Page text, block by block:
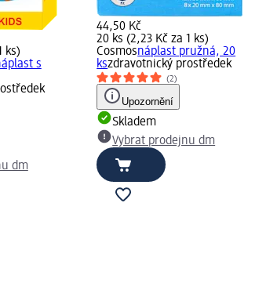
ks)
s
dm
44,50 Kč
20 ks (2,23 Kč za 1 ks)
Cosmosnáplast pružná, 20
kszdravotnický prostředek
(2)
Upozornění
Skladem
Vybrat prodejnu dm